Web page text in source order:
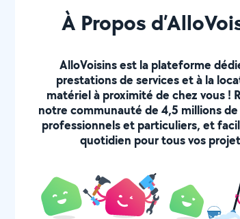
À Propos
AlloVoisins est la plateforme
prestations de services et à la
matériel à proximité de chez vous !
notre communauté de 4,5 millions
professionnels et particuliers, et
quotidien pour tous vos